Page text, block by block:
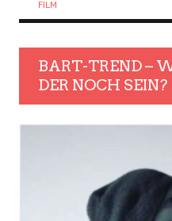
FILM
BART-TREND –
DER NOCH SEIN?